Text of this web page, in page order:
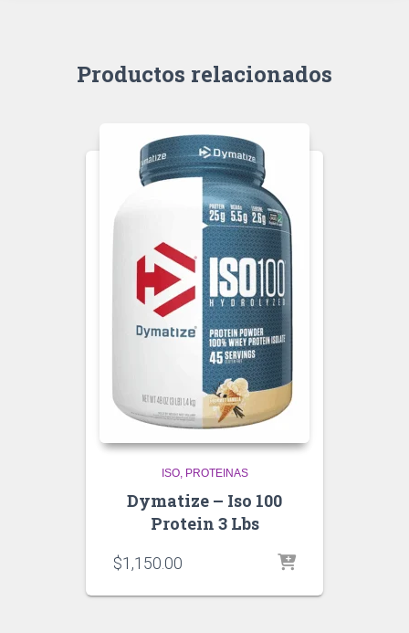
Productos relacionados
ISO PROTEINAS
Dymatize – Iso 100
Protein 3 Lbs
$1,150.00